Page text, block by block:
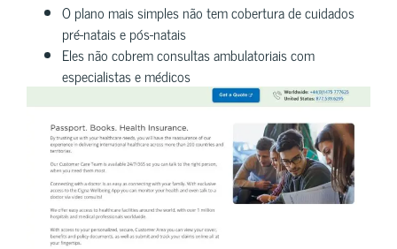
O plano mais simples não tem cobertura de cuidados
pré-natais e pós-natais
Eles não cobrem consultas ambulatoriais com
especialistas e médicos